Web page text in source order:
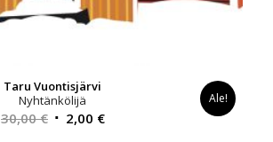
Taru Vuontisjärvi
Nyhtänkölijä
30,00€ Alkuperäinen
2,00 €Nykyinen
Ale!